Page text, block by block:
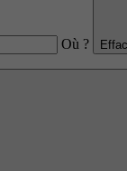
Où ?